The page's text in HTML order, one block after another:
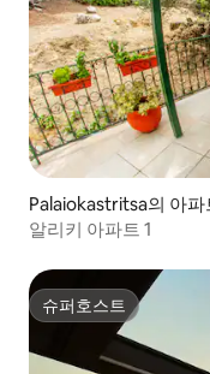
Palaiokastritsa의 아파
알리키 아파트 1
슈퍼호스트
슈퍼호스트